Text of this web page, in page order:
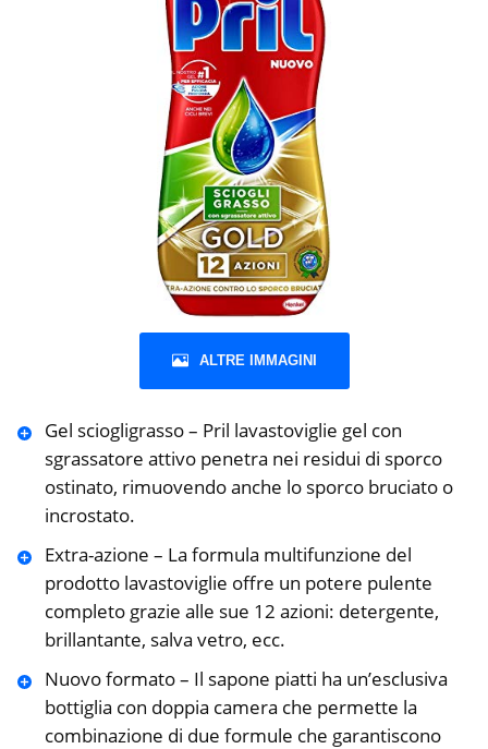
ALTRE IMMAGINI
Gel sciogligrasso – Pril lavastoviglie gel con
sgrassatore attivo penetra nei residui di sporco
ostinato, rimuovendo anche lo sporco bruciato o
incrostato.
Extra-azione – La formula multifunzione del
prodotto lavastoviglie offre un potere pulente
completo grazie alle sue 12 azioni: detergente,
brillantante, salva vetro, ecc.
Nuovo formato – Il sapone piatti ha un’esclusiva
bottiglia con doppia camera che permette la
combinazione di due formule che garantiscono